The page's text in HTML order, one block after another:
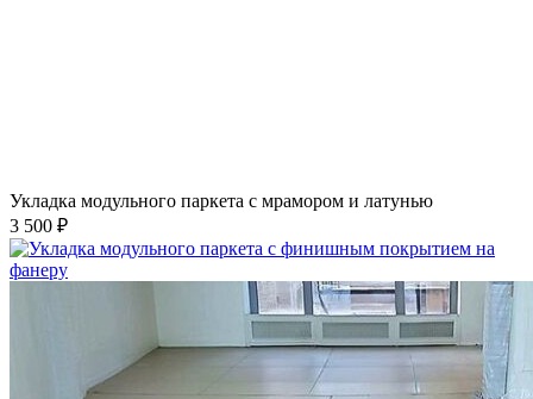
Укладка модульного паркета с мрамором и латунью
3 500 ₽